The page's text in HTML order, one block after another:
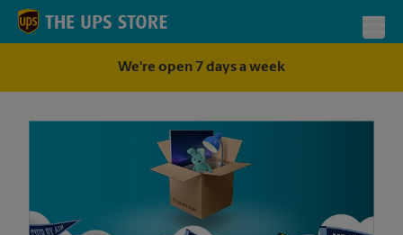
Skip to content
Return to Nav
We're open 7 days a week